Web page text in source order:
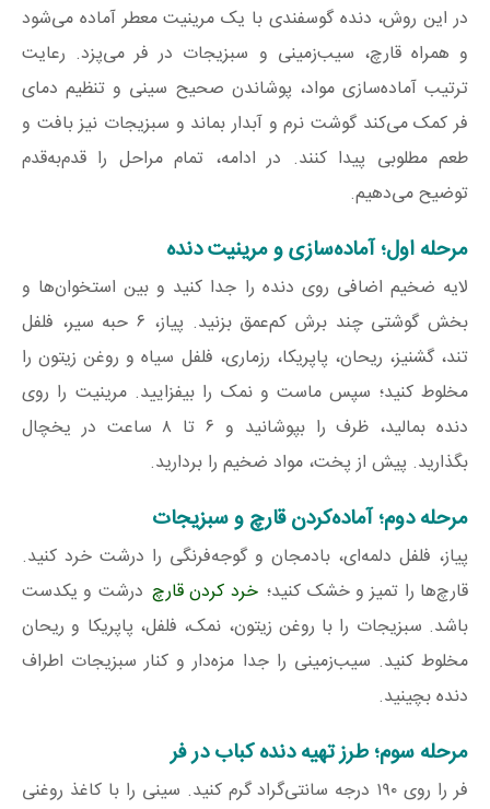
در این روش، دنده گوسفندی با یک مرینیت معطر آماده می‌شود
و همراه قارچ، سیب‌زمینی و سبزیجات در فر می‌پزد. رعایت
ترتیب آماده‌سازی مواد، پوشاندن صحیح سینی و تنظیم دمای
فر کمک می‌کند گوشت نرم و آبدار بماند و سبزیجات نیز بافت و
طعم مطلوبی پیدا کنند. در ادامه، تمام مراحل را قدم‌به‌قدم
توضیح می‌دهیم.
مرحله اول؛ آماده‌سازی و مرینیت دنده
لایه ضخیم اضافی روی دنده را جدا کنید و بین استخوان‌ها و
بخش گوشتی چند برش کم‌عمق بزنید. پیاز، ۶ حبه سیر، فلفل
تند، گشنیز، ریحان، پاپریکا، رزماری، فلفل سیاه و روغن زیتون را
مخلوط کنید؛ سپس ماست و نمک را بیفزایید. مرینیت را روی
دنده بمالید، ظرف را بپوشانید و ۶ تا ۸ ساعت در یخچال
بگذارید. پیش از پخت، مواد ضخیم را بردارید.
مرحله دوم؛ آماده‌کردن قارچ و سبزیجات
پیاز، فلفل دلمه‌ای، بادمجان و گوجه‌فرنگی را درشت خرد کنید.
قارچ‌ها را تمیز و خشک کنید؛ خرد کردن قارچ درشت و یکدست
باشد. سبزیجات را با روغن زیتون، نمک، فلفل، پاپریکا و ریحان
مخلوط کنید. سیب‌زمینی را جدا مزه‌دار و کنار سبزیجات اطراف
دنده بچینید.
مرحله سوم؛ طرز تهیه دنده کباب در فر
فر را روی ۱۹۰ درجه سانتی‌گراد گرم کنید. سینی را با کاغذ روغنی